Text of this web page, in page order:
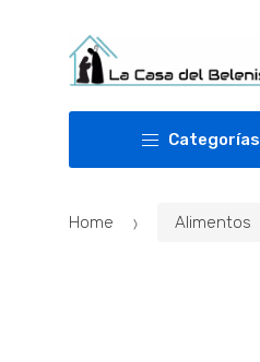
navigation
Categorías
Home Alimentos